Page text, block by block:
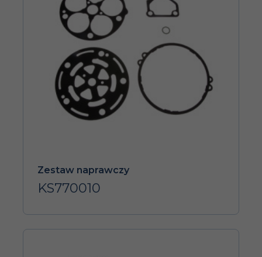
Zestaw naprawczy
KS770010